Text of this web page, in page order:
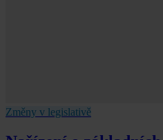
Změny v legislativě